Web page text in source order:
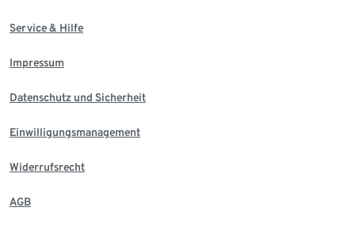
Service & Hilfe
Impressum
Datenschutz und Sicherheit
Einwilligungsmanagement
Widerrufsrecht
AGB